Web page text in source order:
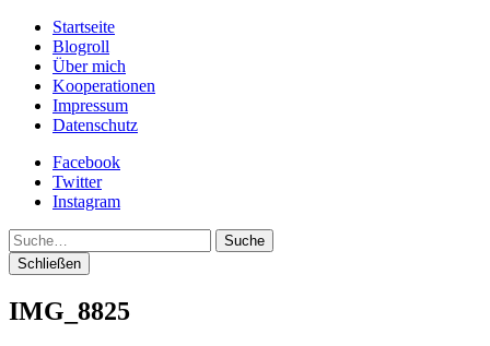
Startseite
Blogroll
Über mich
Kooperationen
Impressum
Datenschutz
Facebook
Twitter
Instagram
Suche
Schließen
IMG_8825